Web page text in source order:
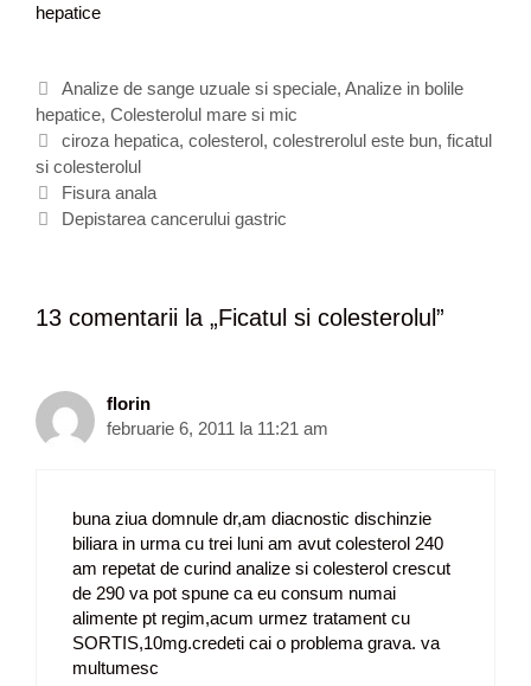
hepatice
C
a
t
e
g
o
Analize de sange uzuale si speciale, Analize in bolile
hepatice, Colesterolul mare si mic
E
t
i
c
e
ciroza hepatica, colesterol, colestrerolul este bun, ficatul
si colesterolul
N
a
a
a
r
Fisura anala
Depistarea cancerului gastric
13 comentarii la „Ficatul si colesterolul ”
florin
februarie 6, 2011 la 11:21 am
buna ziua domnule dr,am diacnostic dischinzie
biliara in urma cu trei luni am avut colesterol 240
am repetat de curind analize si colesterol crescut
de 290 va pot spune ca eu consum numai
alimente pt regim,acum urmez tratament cu
SORTIS,10mg.credeti cai o problema grava. va
multumesc